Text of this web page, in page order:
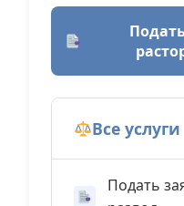
Все услуги
Подать